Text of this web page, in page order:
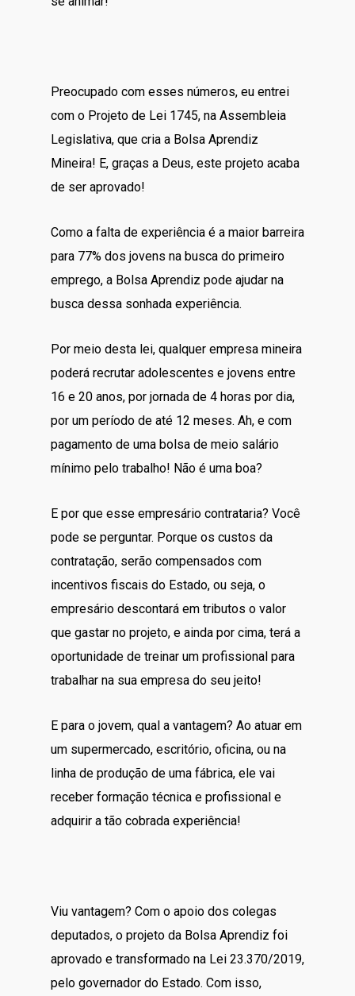
Preocupado com esses números, eu entrei
com o Projeto de Lei 1745, na Assembleia
Legislativa, que cria a Bolsa Aprendiz
Mineira! E, graças a Deus, este projeto acaba
de ser aprovado!
Como a falta de experiência é a maior barreira
para 77% dos jovens na busca do primeiro
emprego, a Bolsa Aprendiz pode ajudar na
busca dessa sonhada experiência.
Por meio desta lei, qualquer empresa mineira
poderá recrutar adolescentes e jovens entre
16 e 20 anos, por jornada de 4 horas por dia,
por um período de até 12 meses. Ah, e com
pagamento de uma bolsa de meio salário
mínimo pelo trabalho! Não é uma boa?
E por que esse empresário contrataria? Você
pode se perguntar. Porque os custos da
contratação, serão compensados com
incentivos fiscais do Estado, ou seja, o
empresário descontará em tributos o valor
que gastar no projeto, e ainda por cima, terá a
oportunidade de treinar um profissional para
trabalhar na sua empresa do seu jeito!
E para o jovem, qual a vantagem? Ao atuar em
um supermercado, escritório, oficina, ou na
linha de produção de uma fábrica, ele vai
receber formação técnica e profissional e
adquirir a tão cobrada experiência!
Viu vantagem? Com o apoio dos colegas
deputados, o projeto da Bolsa Aprendiz foi
aprovado e transformado na Lei 23.370/2019,
pelo governador do Estado. Com isso,